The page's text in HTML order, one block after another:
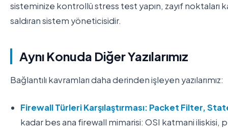
sisteminize kontrollü stress test yapın, zayıf noktaları
saldıran sistem yöneticisidir.
Aynı Konuda Diğer Yazılarımız
Bağlantılı kavramları daha derinden işleyen yazılarımız:
Firewall Türleri Karşılaştırması: Packet Filter,
kadar bes ana firewall mimarisi: OSI katmani iliskisi,